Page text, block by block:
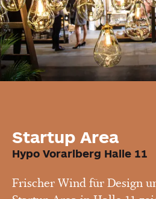
Startup Area
Hypo Vorarlberg Halle 11
Frischer Wind für Design